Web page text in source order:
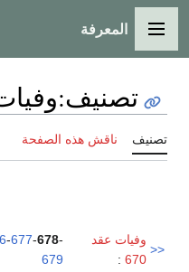
القائمة الرئيسية
المعرفة
تصنيف:وفيات
تصنيف ناقش هذه الصفحة
<<
وفيات عقد
670
:
-677-678-
679